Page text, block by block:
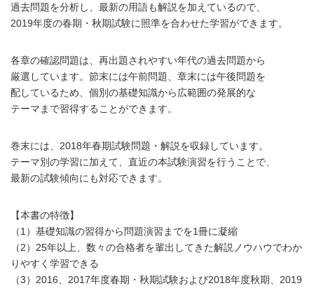
過去問題を分析し、最新の用語も解説を加えているので、
2019年度の春期・秋期試験に照準を合わせた学習ができます。
各章の確認問題は、再出題されやすい年代の過去問題から
厳選しています。節末には午前問題、章末には午後問題を
配しているため、個別の基礎知識から広範囲の発展的な
テーマまで習得することができます。
巻末には、2018年春期試験問題・解説を収録しています。
テーマ別の学習に加えて、直近の本試験演習を行うことで、
最新の試験傾向にも対応できます。
【本書の特徴】
（1）基礎知識の習得から問題演習までを1冊に凝縮
（2）25年以上、数々の合格者を輩出してきた解説ノウハウでわか
りやすく学習できる
（3）2016、2017年度春期・秋期試験および2018年度秋期、2019